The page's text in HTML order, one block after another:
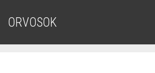
ORVOSOK